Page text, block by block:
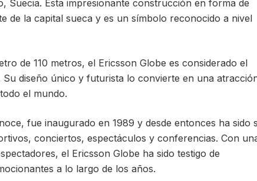
Suecia. Esta impresionante construcción en forma de
de la capital sueca y es un símbolo reconocido a nivel
de 110 metros, el Ericsson Globe es considerado el
diseño único y futurista lo convierte en una
el mundo.
fue inaugurado en 1989 y desde entonces ha sido
conciertos, espectáculos y conferencias. Con
el Ericsson Globe ha sido testigo de
a lo largo de los años.